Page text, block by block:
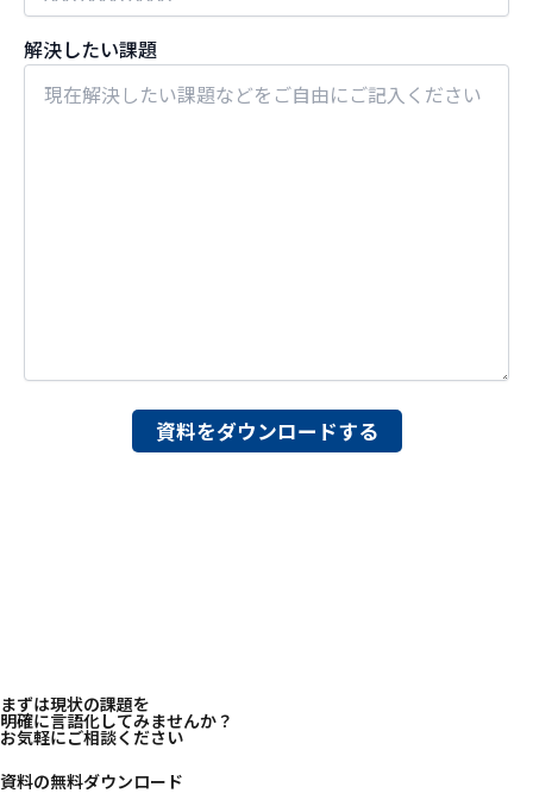
解決したい課題
まずは現状の課題を
明確に言語化してみませんか？
お気軽にご相談ください
資料の無料ダウンロード